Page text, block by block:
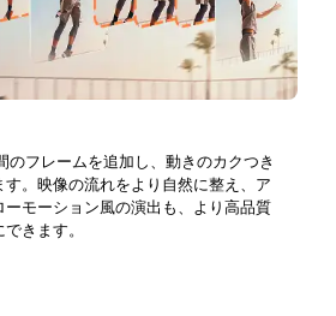
のフレームを追加し、動きのカクつき
す。映像の流れをより自然に整え、ア
ーモーション風の演出も、より高品質
きます。